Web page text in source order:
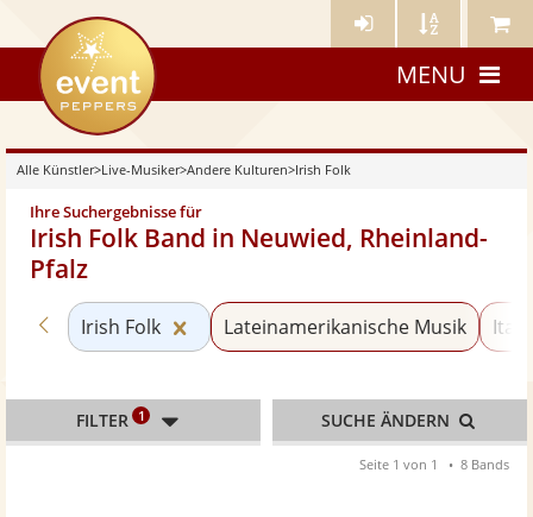
Künstler- Künstler Meine
eventpeppers
MENU
Alle Künstler>Live-Musiker>Andere Kulturen>Irish Folk
Ihre Suchergebnisse für
Irish Folk Band in Neuwied, Rheinland-
Pfalz
Zurück zu «Andere Kulturen»
Irish Folk Kategorie «Irish Folk» zurücksetzen
Lateinamerikanische Musik
FILTER 1 SUCHE ÄNDERN
Seite 1 von 1 8 Bands